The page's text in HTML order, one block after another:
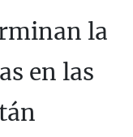
la
en las